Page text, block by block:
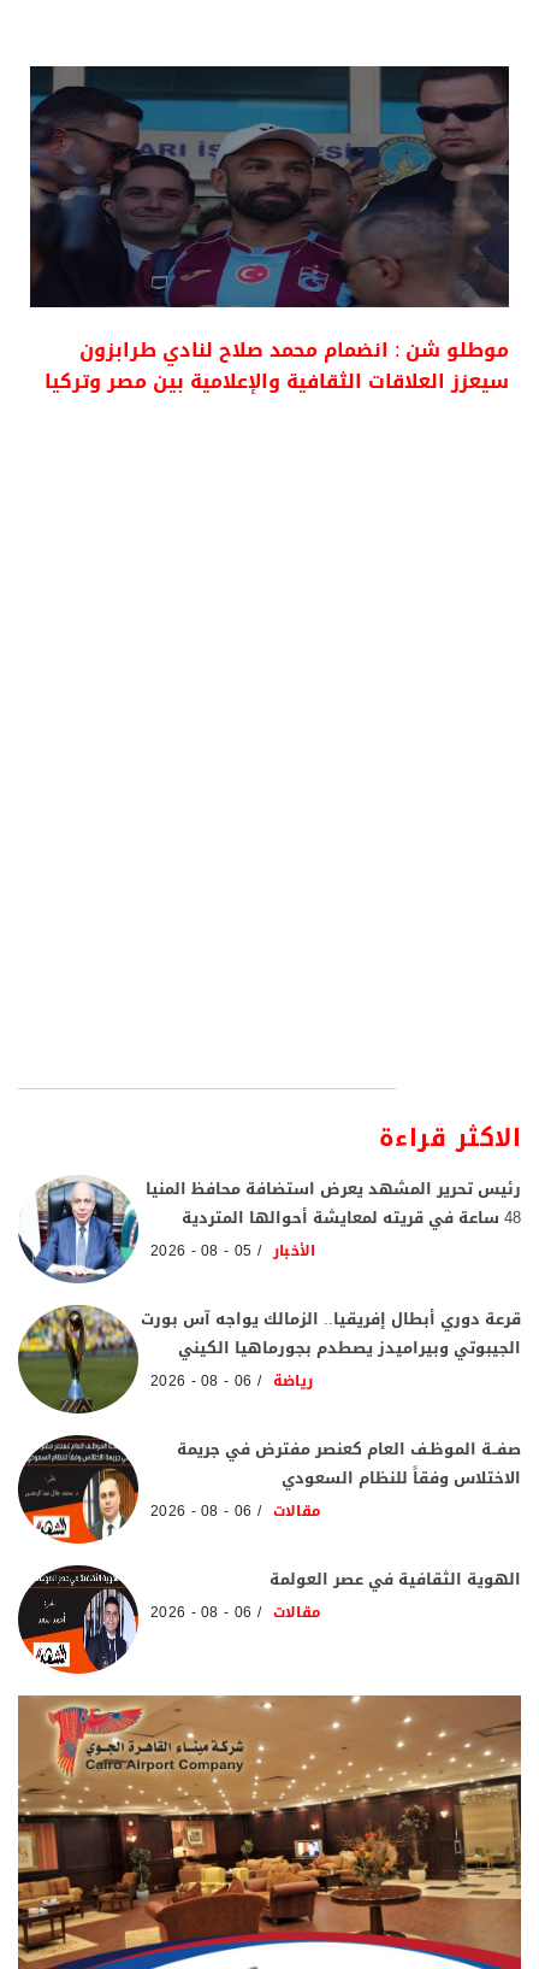
موطلو شن : انضمام محمد صلاح لنادي طرابزون
سيعزز العلاقات الثقافية والإعلامية بين مصر وتركيا
الاكثر قراءة
رئيس تحرير المشهد يعرض استضافة محافظ المنيا
48 ساعة في قريته لمعايشة أحوالها المتردية
الأخبار 05 - 08 - 2026
قرعة دوري أبطال إفريقيا.. الزمالك يواجه آس بورت
الجيبوتي وبيراميدز يصطدم بجورماهيا الكيني
رياضة 06 - 08 - 2026
صفــة الموظـف العام كعنصر مفترض في جريمة
الاختلاس وفقاً للنظام السعودي
مقالات 06 - 08 - 2026
الهوية الثقافية في عصر العولمة
مقالات 06 - 08 - 2026